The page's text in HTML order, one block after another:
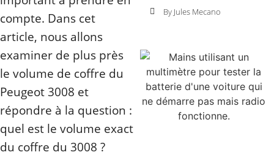
compte. Dans cet
article, nous allons
examiner de plus près
le volume de coffre du
Peugeot 3008 et
répondre à la question :
quel est le volume exact
du coffre du 3008 ?
By Jules Mecano